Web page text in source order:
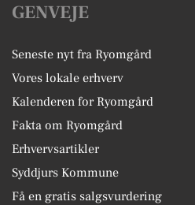
GENVEJE
Seneste nyt fra Ryomgård
Vores lokale erhverv
Kalenderen for Ryomgård
Fakta om Ryomgård
Erhvervsartikler
Syddjurs Kommune
Få en gratis salgsvurdering